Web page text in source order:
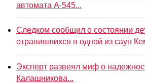
автомата А-545...
Следком сообщил о состоянии
отравившихся в одной из саун
Эксперт развеял миф о
Калашникова...